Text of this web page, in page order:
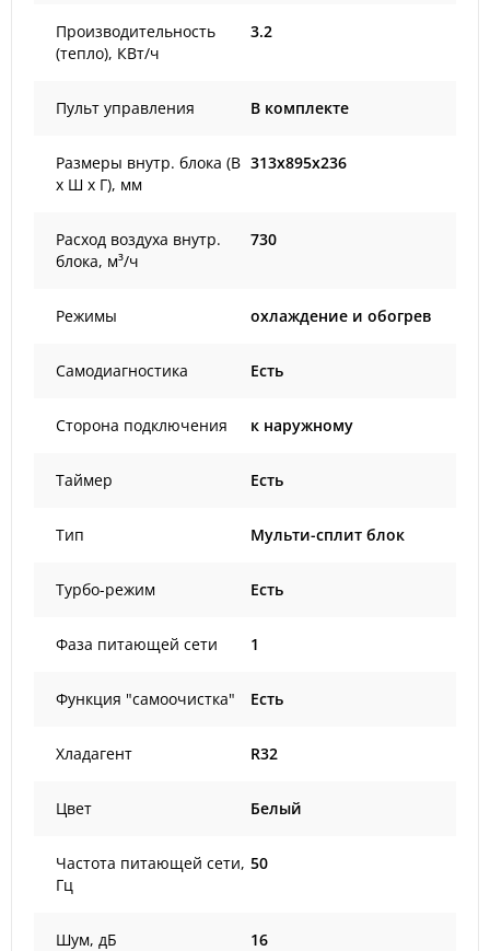
Производительность
(тепло), КВт/ч
3.2
Пульт управления В комплекте
Размеры внутр. блока (В
х Ш х Г), мм
313x895x236
Расход воздуха внутр.
блока, м³/ч
730
Режимы охлаждение и обогрев
Самодиагностика Есть
Сторона подключения к наружному
Таймер Есть
Тип Мульти-сплит блок
Турбо-режим Есть
Фаза питающей сети 1
Функция "самоочистка" Есть
Хладагент R32
Цвет Белый
Частота питающей сети,
Гц
50
Шум, дБ 16